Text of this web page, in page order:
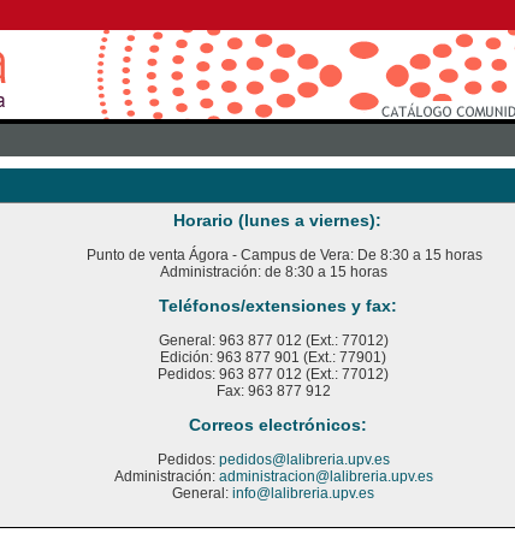
Horario (lunes a viernes):
Punto de venta Ágora - Campus de Vera: De 8:30 a 15 horas
Administración: de 8:30 a 15 horas
Teléfonos/extensiones y fax:
General: 963 877 012 (Ext.: 77012)
Edición: 963 877 901 (Ext.: 77901)
Pedidos: 963 877 012 (Ext.: 77012)
Fax: 963 877 912
Correos electrónicos:
Pedidos: pedidos@lalibreria.upv.es
Administración: administracion@lalibreria.upv.es
General: info@lalibreria.upv.es